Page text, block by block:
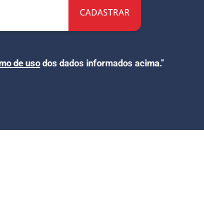
de usodos dados informados acima."